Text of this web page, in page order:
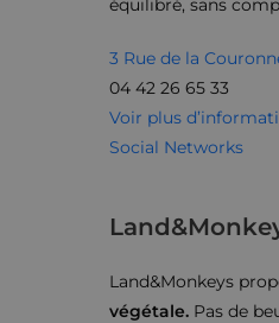
équilibré, sans
3 Rue de la
04 42 26 65 33
Voir plus
Social Networks
Land&Monkeys
végétale. Pas de